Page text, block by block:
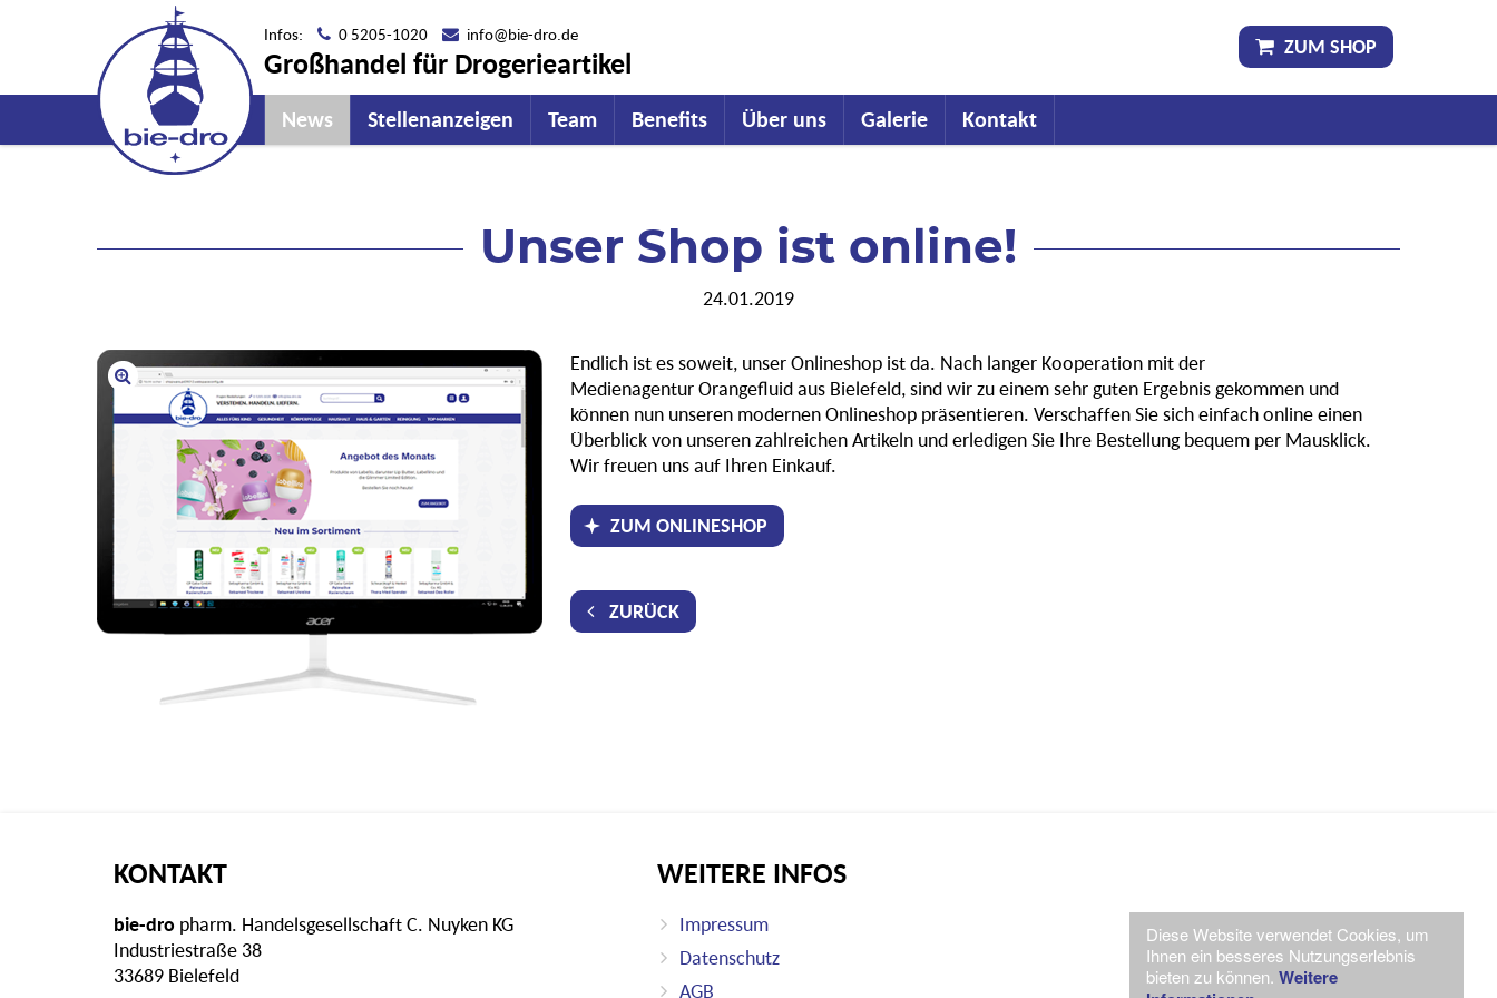
Diese Website verwendet Cookies, um
Ihnen ein besseres Nutzungserlebnis
bieten zu können. Weitere
Infos: 0 5205-1020 info@bie-dro.de
Großhandel für Drogerieartikel ZUM SHOP
News Stellenanzeigen Team Benefits Über uns Galerie Kontakt
Unser Shop ist online!
24.01.2019
Endlich ist es soweit, unser Onlineshop ist da. Nach langer Kooperation mit der
Medienagentur Orangefluid aus Bielefeld, sind wir zu einem sehr guten Ergebnis gekommen und
können nun unseren modernen Onlineshop präsentieren. Verschaffen Sie sich einfach online einen
Überblick von unseren zahlreichen Artikeln und erledigen Sie Ihre Bestellung bequem per Mausklick.
Wir freuen uns auf Ihren Einkauf.
ZUM ONLINESHOP
ZURÜCK
KONTAKT
bie-dro pharm. Handelsgesellschaft C. Nuyken KG
Industriestraße 38
33689 Bielefeld
WEITERE INFOS
Impressum
Datenschutz
AGB